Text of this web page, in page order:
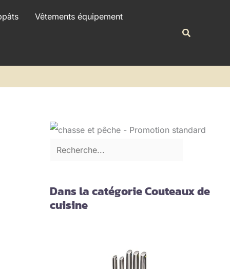
Vêtements équipement
r
h
Dans la catégorie Couteaux de
cuisine